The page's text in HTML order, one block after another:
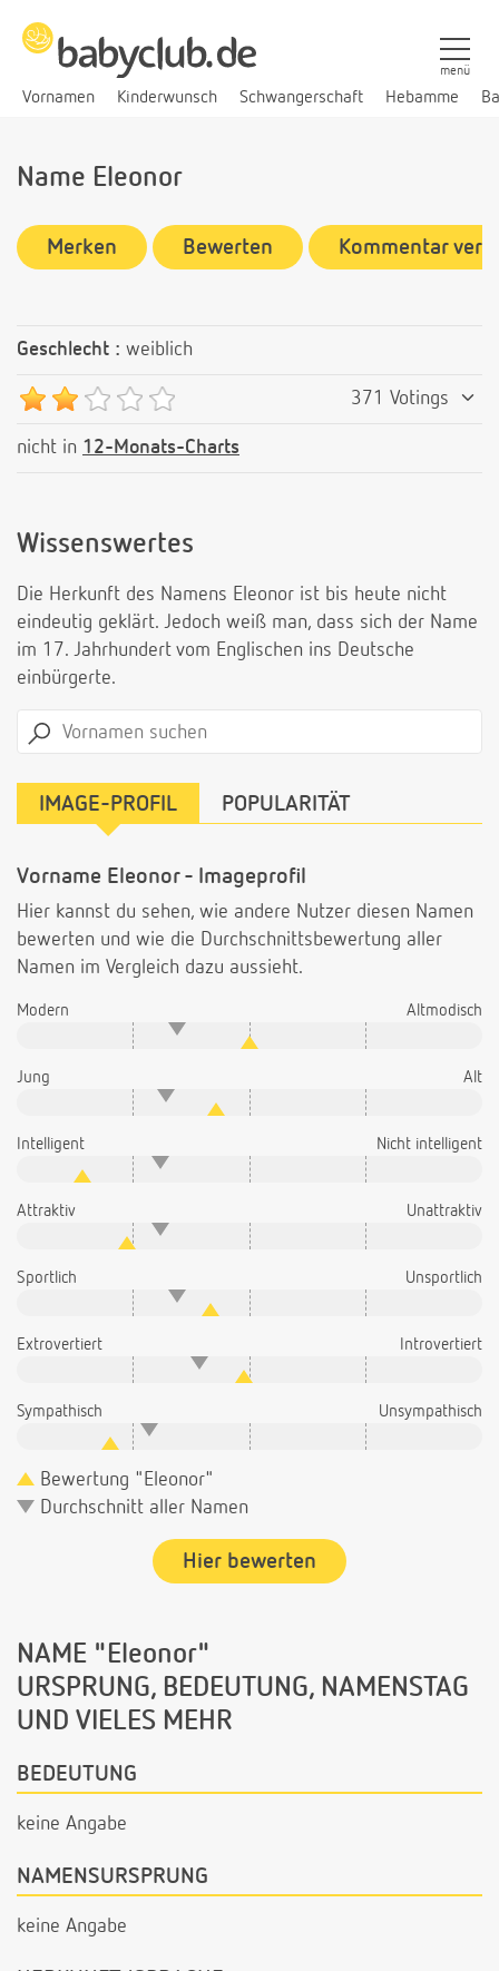
Vornamen Kinderwunsch Schwangerschaft Hebamme
menü
Name Eleonor
Merken Bewerten Kommentar
Geschlecht : weiblich
371 Votings
nicht in 12-Monats-Charts
Wissenswertes
Die Herkunft des Namens Eleonor ist bis heute nicht
eindeutig geklärt. Jedoch weiß man, dass sich der Name
im 17. Jahrhundert vom Englischen ins Deutsche
einbürgerte.
IMAGE-PROFIL POPULARITÄT
Vorname Eleonor - Imageprofil
Hier kannst du sehen, wie andere Nutzer diesen Namen
bewerten und wie die Durchschnittsbewertung aller
Namen im Vergleich dazu aussieht.
Modern Altmodisch
Jung Alt
Intelligent Nicht intelligent
Attraktiv Unattraktiv
Sportlich Unsportlich
Extrovertiert Introvertiert
Sympathisch Unsympathisch
Bewertung "Eleonor"
Durchschnitt aller Namen
Hier bewerten
NAME "Eleonor"
URSPRUNG, BEDEUTUNG, NAMENSTAG
UND VIELES MEHR
BEDEUTUNG
keine Angabe
NAMENSURSPRUNG
keine Angabe